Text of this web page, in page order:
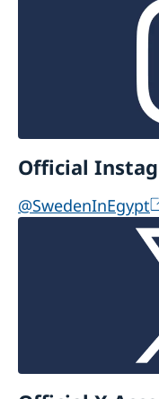
Official
@SwedenInEgypt